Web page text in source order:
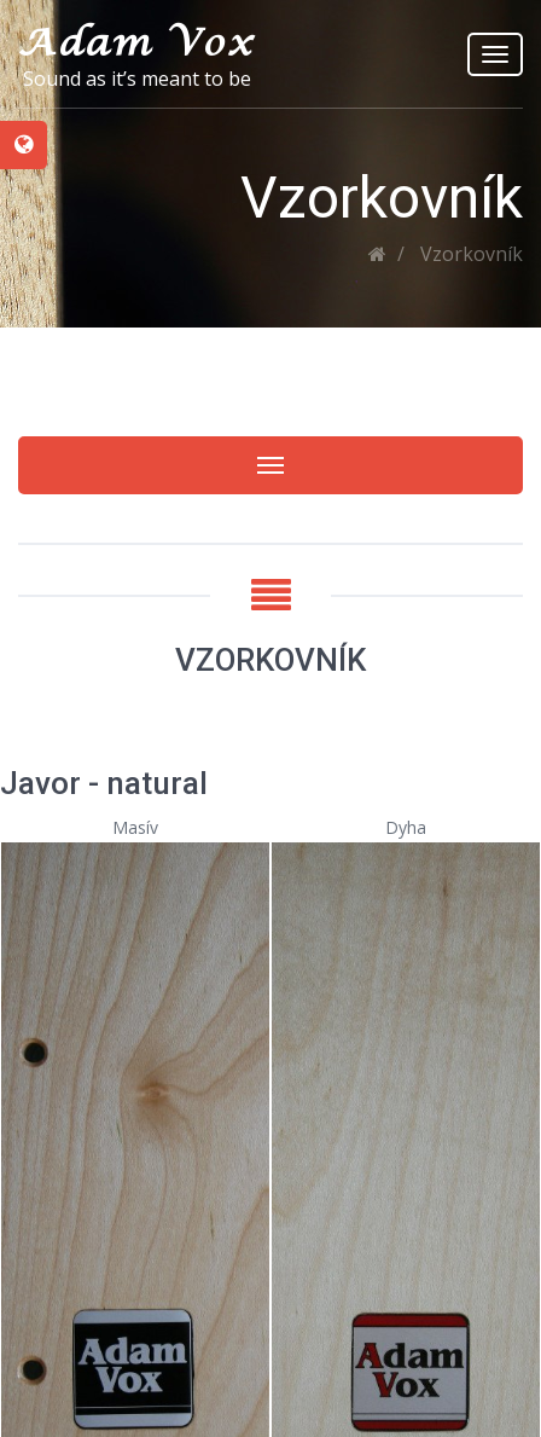
Sound as it’s meant to be
Vzorkovník
Vzorkovník
Toggle navigation
VZORKOVNÍK
Javor - natural
Masív Dyha